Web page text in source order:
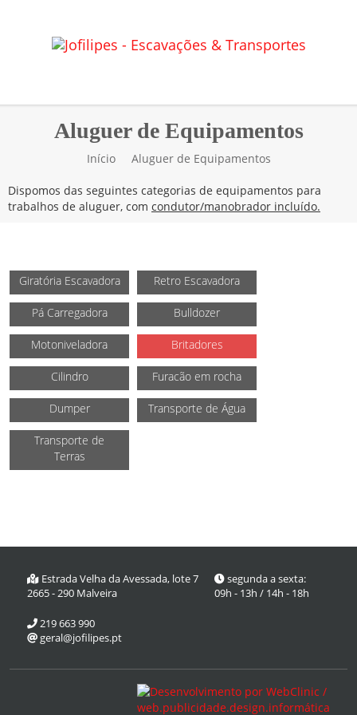
Aluguer de Equipamentos
Início Aluguer de Equipamentos
Dispomos das seguintes categorias de equipamentos para
trabalhos de aluguer, com condutor/manobrador incluído.
Giratória Escavadora Retro Escavadora
Pá Carregadora Bulldozer
Motoniveladora Britadores
Cilindro Furacão em rocha
Dumper Transporte de Água
Transporte de
Terras
Estrada Velha da Avessada, lote 7
2665 - 290 Malveira
segunda a sexta:
09h - 13h / 14h - 18h
219 663 990
geral@jofilipes.pt